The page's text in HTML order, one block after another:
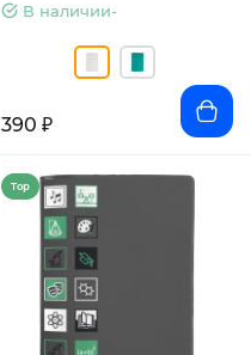
В наличии-
390 ₽
Top